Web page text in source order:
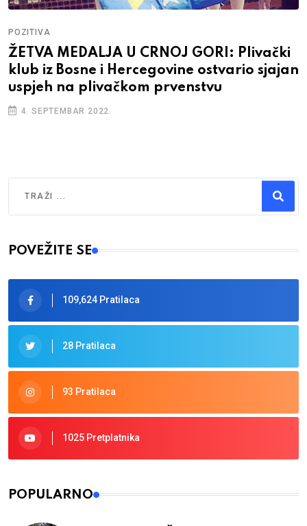
POZITIVA
ŽETVA MEDALJA U CRNOJ GORI: Plivački
klub iz Bosne i Hercegovine ostvario sjajan
uspjeh na plivačkom prvenstvu
4. SEPTEMBAR 2022.
Type 2 or more characters for results.
POVEŽITE SE
109,624 Pratilaca
28 Pratilaca
93 Pratilaca
1025 Pretplatnika
POPULARNO